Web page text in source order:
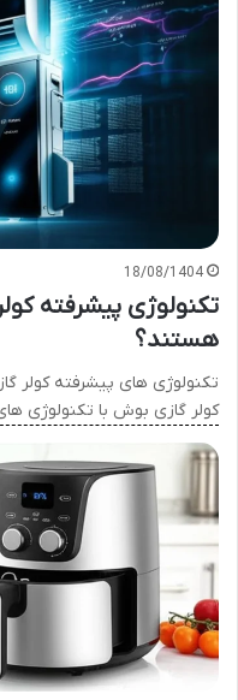
18/08/1404
تکنولوژی پیشرفته
هستند؟
تکنولوژی های پیشرفته کولر
کولر گازی بوش با تکنولوژی